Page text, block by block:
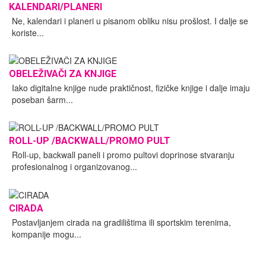
KALENDARI/PLANERI
Ne, kalendari i planeri u pisanom obliku nisu prošlost. I dalje se
koriste...
OBELEŽIVAČI ZA KNJIGE
Iako digitalne knjige nude praktičnost, fizičke knjige i dalje imaju
poseban šarm...
ROLL-UP /BACKWALL/PROMO PULT
Roll-up, backwall paneli i promo pultovi doprinose stvaranju
profesionalnog i organizovanog...
CIRADA
Postavljanjem cirada na gradilištima ili sportskim terenima,
kompanije mogu...